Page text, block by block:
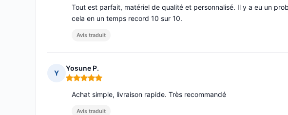
Tout est parfait, matériel de qualité et personnalisé. Il y a eu un
cela en un temps record 10 sur 10.
Avis traduit
Y
Yosune P.
Note : 5 sur 5
Achat simple, livraison rapide. Très recommandé
Avis traduit